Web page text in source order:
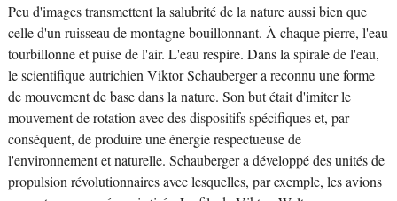
Peu d'images transmettent la salubrité de la nature aussi bien que
celle d'un ruisseau de montagne bouillonnant. À chaque pierre, l'eau
tourbillonne et puise de l'air. L'eau respire. Dans la spirale de l'eau,
le scientifique autrichien Viktor Schauberger a reconnu une forme
de mouvement de base dans la nature. Son but était d'imiter le
mouvement de rotation avec des dispositifs spécifiques et, par
conséquent, de produire une énergie respectueuse de
l'environnement et naturelle. Schauberger a développé des unités de
propulsion révolutionnaires avec lesquelles, par exemple, les avions